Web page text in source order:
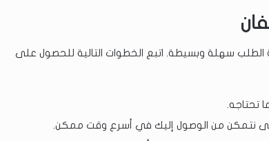
الطلب سهلة وبسيطة. اتبع الخطوات التالية للحصول على
تحتاجه.
نتمكن من الوصول إليك في أسرع وقت ممكن.